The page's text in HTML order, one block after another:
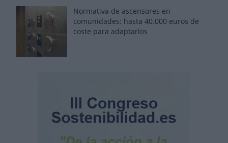
Normativa de ascensores en
comunidades: hasta 40.000 euros de
coste para adaptarlos